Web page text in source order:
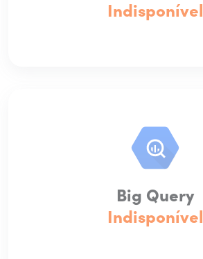
Indisponível
Big Query
Indisponível